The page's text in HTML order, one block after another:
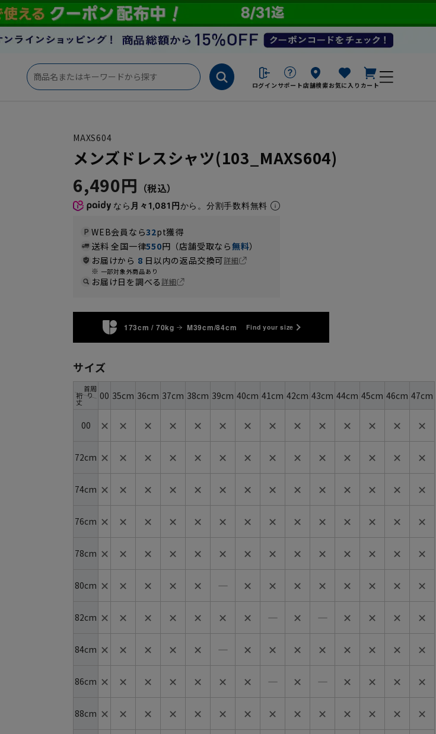
ログイン サポート店舗検索お気に入り カート
MAXS604
メンズドレスシャツ(103_MAXS604)
6,490円
なら 月々1,081円から。分割手数料無料
WEB会員なら32pt獲得
送料 全国一律550円（店舗受取なら無料）
お届けから 8 日以内の返品交換可詳細
一部対象外商品あり
お届け日を調べる詳細
173cm / 70kg M39cm/84cm Find your size
サイズ
裄
丈
首周
り 00 35cm 36cm 37cm 38cm 39cm 40cm 41cm 42cm 43cm 44cm 45cm 46cm 47cm
00 ✕ ✕ ✕ ✕ ✕ ✕ ✕ ✕ ✕ ✕ ✕ ✕ ✕ ✕
72cm ✕ ✕ ✕ ✕ ✕ ✕ ✕ ✕ ✕ ✕ ✕ ✕ ✕ ✕
74cm ✕ ✕ ✕ ✕ ✕ ✕ ✕ ✕ ✕ ✕ ✕ ✕ ✕ ✕
76cm ✕ ✕ ✕ ✕ ✕ ✕ ✕ ✕ ✕ ✕ ✕ ✕ ✕ ✕
78cm ✕ ✕ ✕ ✕ ✕ ✕ ✕ ✕ ✕ ✕ ✕ ✕ ✕ ✕
80cm ✕ ✕ ✕ ✕ ✕ ― ✕ ✕ ✕ ✕ ✕ ✕ ✕ ✕
82cm ✕ ✕ ✕ ✕ ✕ ✕ ✕ ― ✕ ― ✕ ✕ ✕ ✕
84cm ✕ ✕ ✕ ✕ ✕ ― ✕ ✕ ✕ ✕ ✕ ✕ ✕ ✕
86cm ✕ ✕ ✕ ✕ ✕ ✕ ✕ ― ✕ ― ✕ ✕ ✕ ✕
88cm ✕ ✕ ✕ ✕ ✕ ✕ ✕ ✕ ✕ ✕ ✕ ✕ ✕ ✕